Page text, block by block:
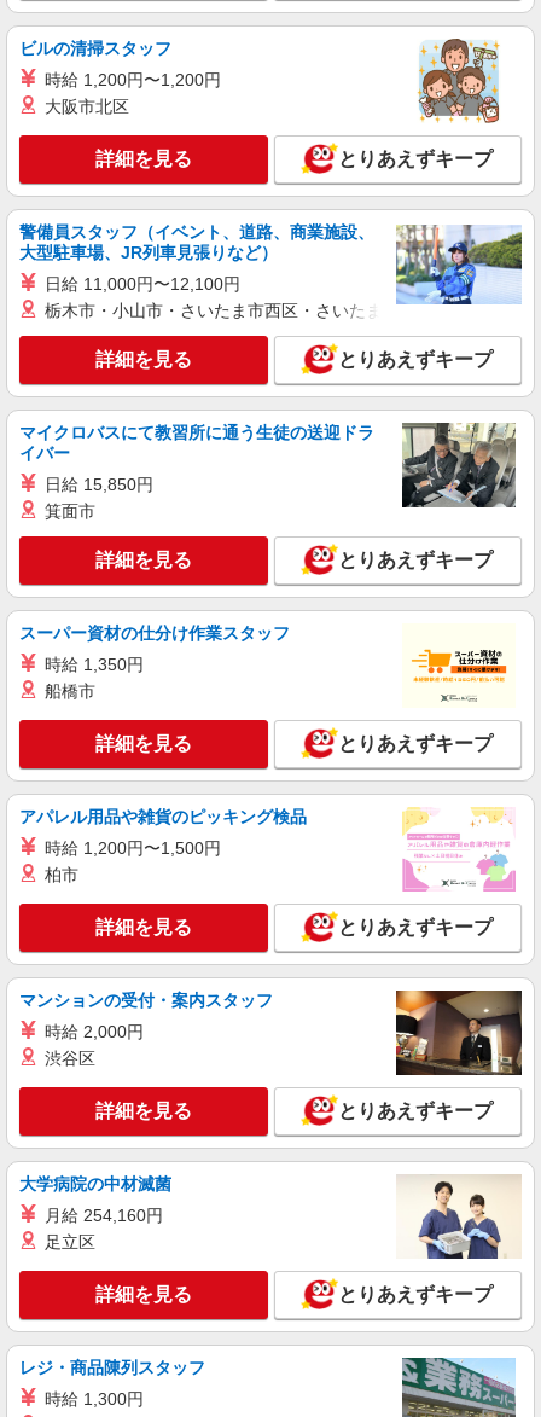
営業所】福島県本宮市 【北東北営業所】岩手県紫
波郡矢巾町 【京都営業所】京都府京都市伏見区
【兵庫営業所】兵庫県神戸市西区 【和歌山営業
所】和歌山県和歌山市 ※一部車通勤可能な拠点ご
ざいます。（ご相談いただければと思います。）
※転勤については面接時に企業様より転勤可否の
確認いただけます。
派遣社員
株式会社東海道シグマ
時給1200円 交通費規定支給
静岡県浜松市中央区三方原町
キープ 詳細を見る
アルバイト パート
アクアクララ遠鉄 お水の配送スタッフ
研修期間中 ：時給1,183円 ★月収例
189,2800円（8h×22日勤務） 研修終了後 ：時
給1,320円 ★月収例211,200円（8ｈ×22日勤
務） 入社後は先輩社員との同行研修を通じて業
務を習得していただきます。 研修期間中は時給
1,183円、業務習得後に単独で会員様宅への訪問・
運転業務を担当いただく段階から時給1,320円とな
静岡県浜松市中央区流通元町12-2 遠鉄石油株
式会社 本社
キープ 詳細を見る
ビルの清掃スタッフ
時給 1,200円〜1,200円
大阪市北区
詳細を見る とりあえずキープ
警備員スタッフ（イベント、道路、商業施設、
大型駐車場、JR列車見張りなど）
日給 11,000円〜12,100円
栃木市・小山市・さいたま市西区・さいたま市岩槻区・久喜市・
詳細を見る とりあえずキープ
マイクロバスにて教習所に通う生徒の送迎ドラ
イバー
日給 15,850円
箕面市
詳細を見る とりあえずキープ
スーパー資材の仕分け作業スタッフ
時給 1,350円
船橋市
詳細を見る とりあえずキープ
アパレル用品や雑貨のピッキング検品
時給 1,200円〜1,500円
柏市
詳細を見る とりあえずキープ
マンションの受付・案内スタッフ
時給 2,000円
渋谷区
詳細を見る とりあえずキープ
大学病院の中材滅菌
月給 254,160円
足立区
詳細を見る とりあえずキープ
レジ・商品陳列スタッフ
時給 1,300円